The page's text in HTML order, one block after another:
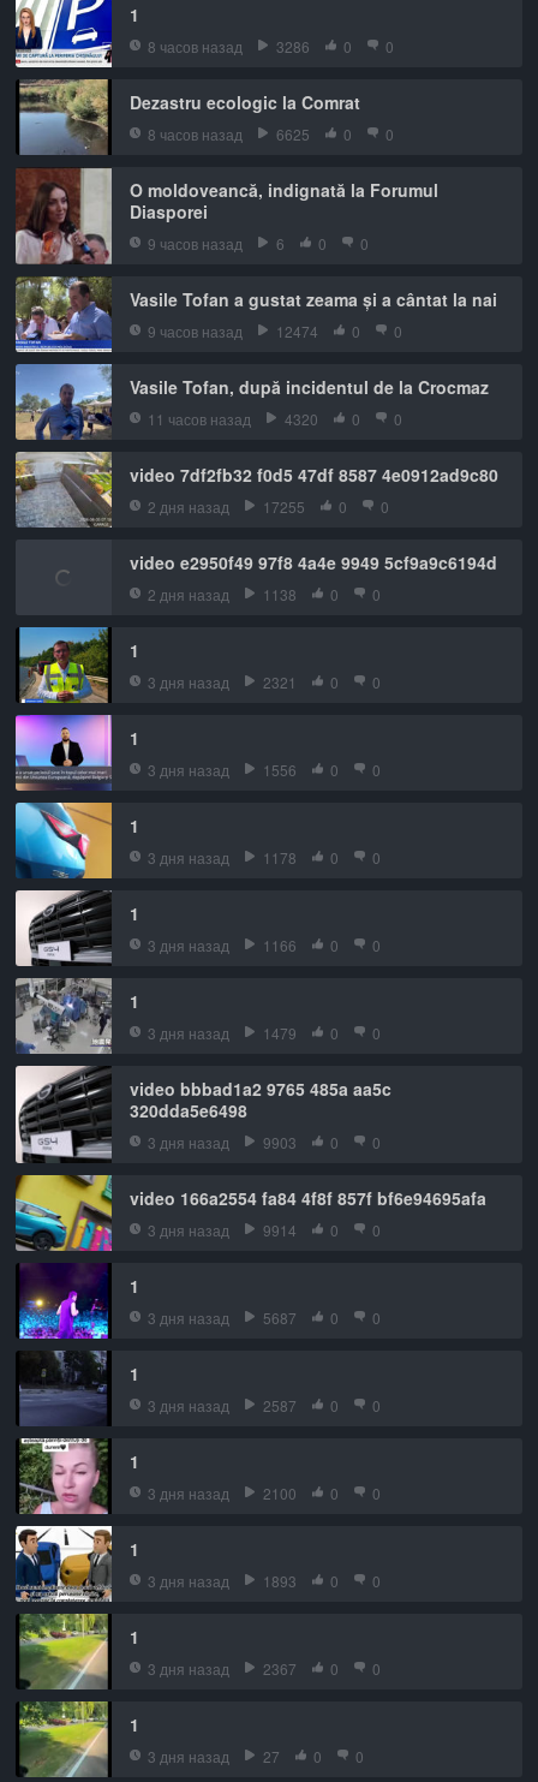
1
8 часов назад 3286 0 0
Dezastru ecologic la Comrat
8 часов назад 6625 0 0
O moldoveancă, indignată la Forumul
Diasporei
9 часов назад 6 0 0
Vasile Tofan a gustat zeama și a cântat la nai
9 часов назад 12474 0 0
Vasile Tofan, după incidentul de la Crocmaz
11 часов назад 4320 0 0
video 7df2fb32 f0d5 47df 8587 4e0912ad9c80
2 дня назад 17255 0 0
video e2950f49 97f8 4a4e 9949 5cf9a9c6194d
2 дня назад 1138 0 0
1
3 дня назад 2321 0 0
1
3 дня назад 1556 0 0
1
3 дня назад 1178 0 0
1
3 дня назад 1166 0 0
1
3 дня назад 1479 0 0
video bbbad1a2 9765 485a aa5c
320dda5e6498
3 дня назад 9903 0 0
video 166a2554 fa84 4f8f 857f bf6e94695afa
3 дня назад 9914 0 0
1
3 дня назад 5687 0 0
1
3 дня назад 2587 0 0
1
3 дня назад 2100 0 0
1
3 дня назад 1893 0 0
1
3 дня назад 2367 0 0
1
3 дня назад 27 0 0